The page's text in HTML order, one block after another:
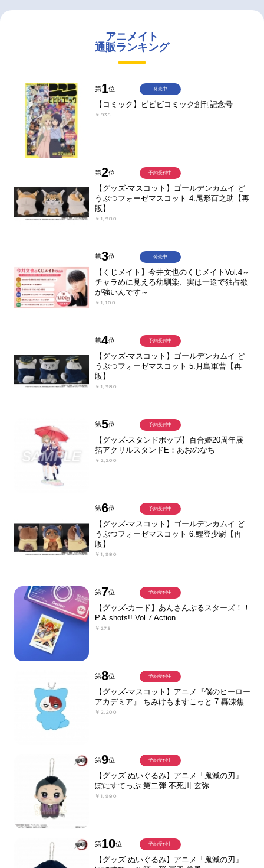
アニメイト
通販ランキング
第1位
【コミック】ビビビコミック創刊記念号
￥935
発売中
第2位
【グッズ-マスコット】ゴールデンカムイ ど
うぶつフォーゼマスコット 4.尾形百之助【再
販】
￥1,980
予約受付中
第3位
【くじメイト】今井文也のくじメイトVol.4～
チャラめに見える幼馴染、実は一途で独占欲
が強いんです～
￥1,100
発売中
第4位
【グッズ-マスコット】ゴールデンカムイ ど
うぶつフォーゼマスコット 5.月島軍曹【再
販】
￥1,980
予約受付中
第5位
【グッズ-スタンドポップ】百合姫20周年展
箔アクリルスタンドE：あおのなち
￥2,200
予約受付中
第6位
【グッズ-マスコット】ゴールデンカムイ ど
うぶつフォーゼマスコット 6.鯉登少尉【再
販】
￥1,980
予約受付中
第7位
【グッズ-カード】あんさんぶるスターズ！！
P.A.shots!! Vol.7 Action
￥275
予約受付中
第8位
【グッズ-マスコット】アニメ『僕のヒーロー
アカデミア』 ちみけもますこっと 7.轟凍焦
￥2,200
予約受付中
第9位
【グッズ-ぬいぐるみ】アニメ「鬼滅の刃」
ぽにすてっぷ 第二弾 不死川 玄弥
￥1,980
予約受付中
第10位
【グッズ-ぬいぐるみ】アニメ「鬼滅の刃」
予約受付中